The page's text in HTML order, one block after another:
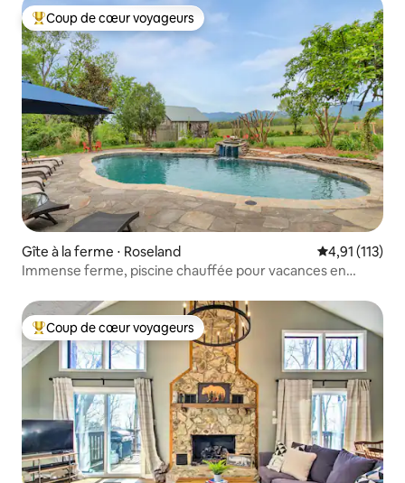
Coups de cœur voyageurs les plus appréciés
Coup de cœur voyageurs
Gîte à la ferme ⋅ Roseland Évaluation
4,91 (113)
Immense ferme, piscine chauffée pour vacances en
Coups de cœur voyageurs les plus appréciés
Coup de cœur voyageurs